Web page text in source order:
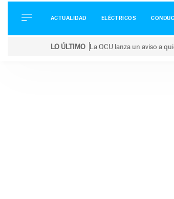
ELÉCTRICOS
CONDUCIR
ACTUALIDAD ELÉCTRICOS
LO ÚLTIMO La OCU lanza un aviso a